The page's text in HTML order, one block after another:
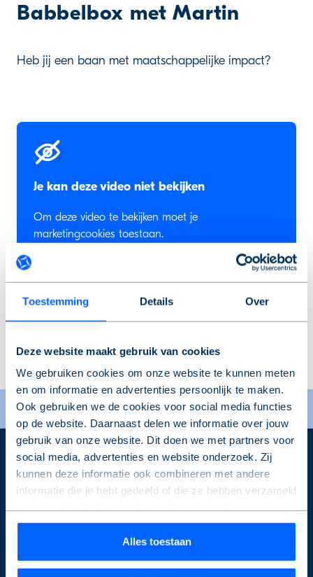
Toestemming Details Over
Deze website maakt gebruik van cookies
We gebruiken cookies om onze website te kunnen meten
en om informatie en advertenties persoonlijk te maken.
Ook gebruiken we de cookies voor social media functies
op de website. Daarnaast delen we informatie over jouw
gebruik van onze website. Dit doen we met partners voor
social media, advertenties en website onderzoek. Zij
kunnen deze informatie ook combineren met andere
informatie die je hebt gedeeld of die ze hebben verzameld
Wil je je keuze aanpassen of je toestemming intrekken?
Dat kan op elk moment via de link ‘cookieverklaring’
Alles toestaan
Babbelbox met Martin
Heb jij een baan met maatschappelijke impact?
Je kan deze video niet bekijken
Om deze video te bekijken moet je
marketingcookies toestaan.
Cookies aanpassen
Over de Alliantie
Wie we zijn